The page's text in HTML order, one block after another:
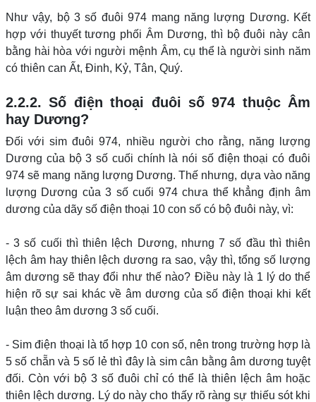
Như vậy, bộ 3 số đuôi 974 mang năng lượng Dương. Kết
hợp với thuyết tương phối Âm Dương, thì bộ đuôi này cân
bằng hài hòa với người mệnh Âm, cụ thể là người sinh năm
có thiên can Ất, Đinh, Kỷ, Tân, Quý.
2.2.2. Số điện thoại đuôi số 974 thuộc Âm
hay Dương?
Đối với sim đuôi 974, nhiều người cho rằng, năng lượng
Dương của bộ 3 số cuối chính là nói số điện thoại có đuôi
974 sẽ mang năng lượng Dương. Thế nhưng, dựa vào năng
lượng Dương của 3 số cuối 974 chưa thể khẳng định âm
dương của dãy số điện thoại 10 con số có bộ đuôi này, vì:
- 3 số cuối thì thiên lệch Dương, nhưng 7 số đầu thì thiên
lệch âm hay thiên lệch dương ra sao, vậy thì, tổng số lượng
âm dương sẽ thay đổi như thế nào? Điều này là 1 lý do thể
hiện rõ sự sai khác về âm dương của số điện thoại khi kết
luận theo âm dương 3 số cuối.
- Sim điện thoại là tổ hợp 10 con số, nên trong trường hợp là
5 số chẵn và 5 số lẻ thì đây là sim cân bằng âm dương tuyệt
đối. Còn với bộ 3 số đuôi chỉ có thể là thiên lệch âm hoặc
thiên lệch dương. Lý do này cho thấy rõ ràng sự thiếu sót khi